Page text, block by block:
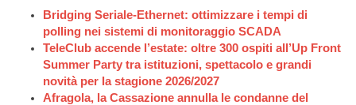
Bridging Seriale-Ethernet: ottimizzare i tempi di
polling nei sistemi di monitoraggio SCADA
TeleClub accende l’estate: oltre 300 ospiti all’Up Front
Summer Party tra istituzioni, spettacolo e grandi
novità per la stagione 2026/2027
Afragola, la Cassazione annulla le condanne del